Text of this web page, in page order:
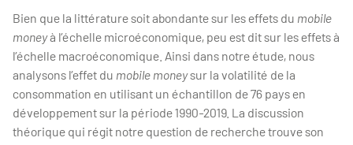
Bien que la littérature soit abondante sur les effets du mobile
moneyà l’échelle microéconomique, peu est dit sur les effets à
l’échelle macroéconomique. Ainsi dans notre étude, nous
analysons l’effet du mobile moneysur la volatilité de la
consommation en utilisant un échantillon de 76 pays en
développement sur la période 1990-2019. La discussion
théorique qui régit notre question de recherche trouve son